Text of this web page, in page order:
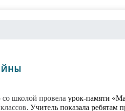
со школой провелаурок-памяти
. Учитель показала ребятам